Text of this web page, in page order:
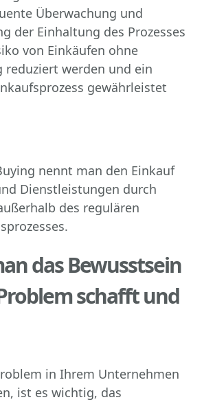
Überwachung und
der Einhaltung des Prozesses
von Einkäufen ohne
reduziert werden und ein
gewährleistet
das Bewusstsein
schafft und
in Ihrem Unternehmen
ist es wichtig, das